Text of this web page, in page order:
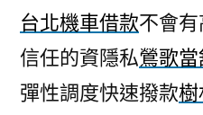
台北機車借款不會
信任的資隱私鶯歌當
彈性調度快速撥款樹